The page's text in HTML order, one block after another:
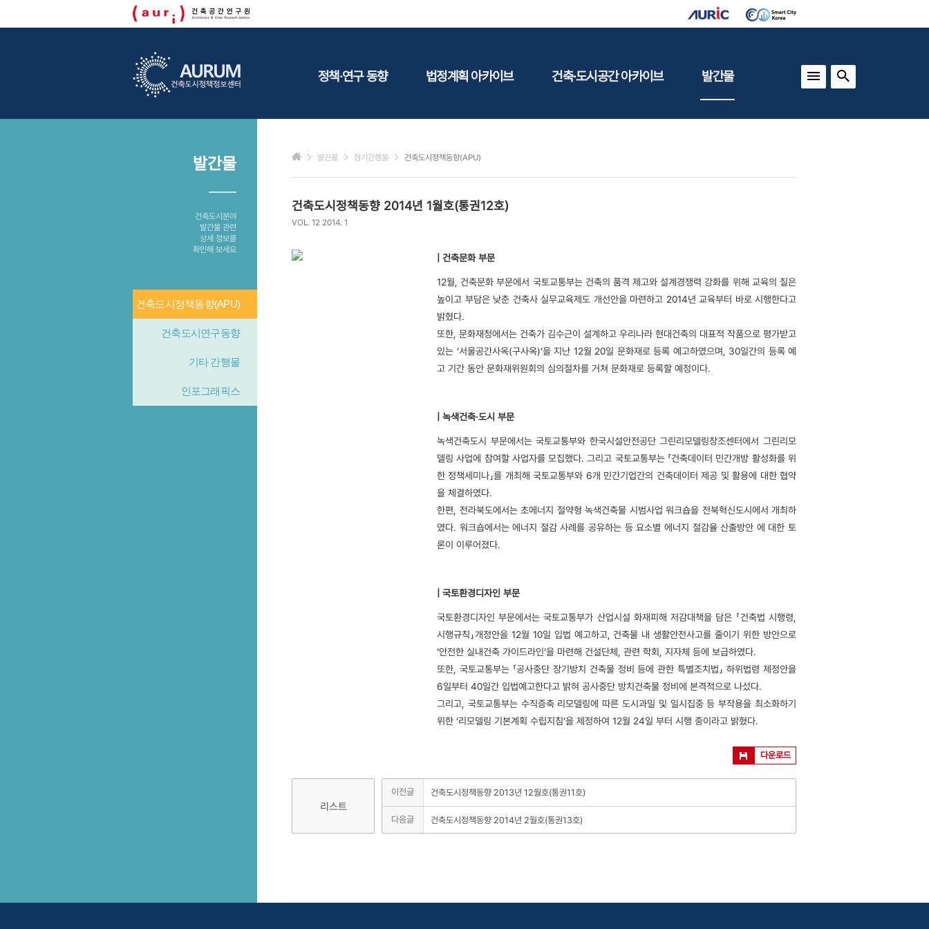
정책·연구 동향
연구동향
법정계획 아카이브
도시
환경
문화
자료실
건축·도시공간 아카이브 발간물
건축도시연구
발간물
건축도시분야
발간물 관련
상세 정보를
확인해 보세요
건축도시정책동향(APU)
건축도시연구동향
기타 간행물
인포그래픽스
발간물 정기간행물 건축도시정책동향(APU)
건축도시정책동향 2014년 1월호(통권12호)
VOL. 12 2014. 1
| 건축문화 부문
12월, 건축문화 부문에서 국토교통부는 건축의 품격 제고와 설계경쟁력 강화를 위해 교육의 질은
높이고 부담은 낮춘 건축사 실무교육제도 개선안을 마련하고 2014년 교육부터 바로 시행한다고
밝혔다.
또한, 문화재청에서는 건축가 김수근이 설계하고 우리나라 현대건축의 대표적 작품으로 평가받고
있는 ‘서울공간사옥(구사옥)’을 지난 12월 20일 문화재로 등록 예고하였으며, 30일간의 등록 예
고 기간 동안 문화재위원회의 심의절차를 거쳐 문화재로 등록할 예정이다.
| 녹색건축·도시 부문
녹색건축도시 부문에서는 국토교통부와 한국시설안전공단 그린리모델링창조센터에서 그린리모
델링 사업에 참여할 사업자를 모집했다. 그리고 국토교통부는 「건축데이터 민간개방 활성화를 위
한 정책세미나」를 개최해 국토교통부와 6개 민간기업간의 건축데이터 제공 및 활용에 대한 협약
을 체결하였다.
한편, 전라북도에서는 초에너지 절약형 녹색건축물 시범사업 워크숍을 전북혁신도시에서 개최하
였다. 워크숍에서는 에너지 절감 사례를 공유하는 등 요소별 에너지 절감율 산출방안 에 대한 토
론이 이루어졌다.
| 국토환경디자인 부문
국토환경디자인 부문에서는 국토교통부가 산업시설 화재피해 저감대책을 담은 「건축법 시행령,
시행규칙」개정안을 12월 10일 입법 예고하고, 건축물 내 생활안전사고를 줄이기 위한 방안으로
‘안전한 실내건축 가이드라인’을 마련해 건설단체, 관련 학회, 지자체 등에 보급하였다.
또한, 국토교통부는 「공사중단 장기방치 건축물 정비 등에 관한 특별조치법」 하위법령 제정안을
6일부터 40일간 입법예고한다고 밝혀 공사중단 방치건축물 정비에 본격적으로 나섰다.
그리고, 국토교통부는 수직증축 리모델링에 따른 도시과밀 및 일시집중 등 부작용을 최소화하기
위한 ‘리모델링 기본계획 수립지침’을 제정하여 12월 24일 부터 시행 중이라고 밝혔다.
다운로드
리스트
이전글 건축도시정책동향 2013년 12월호(통권11호)
다음글 건축도시정책동향 2014년 2월호(통권13호)